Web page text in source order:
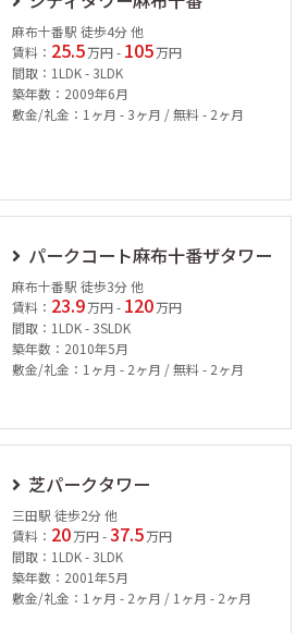
麻布十番駅 徒歩4分 他
賃料： 25.5 万円 - 105 万円
間取：1LDK - 3LDK
築年数：2009年6月
敷金/礼金：1ヶ月 - 3ヶ月 / 無料 - 2ヶ月
パークコート麻布十番ザタワー
麻布十番駅 徒歩3分 他
賃料： 23.9 万円 - 120 万円
間取：1LDK - 3SLDK
築年数：2010年5月
敷金/礼金：1ヶ月 - 2ヶ月 / 無料 - 2ヶ月
芝パークタワー
三田駅 徒歩2分 他
賃料： 20 万円 -37.5 万円
間取：1LDK - 3LDK
築年数：2001年5月
敷金/礼金：1ヶ月 - 2ヶ月 / 1ヶ月 - 2ヶ月